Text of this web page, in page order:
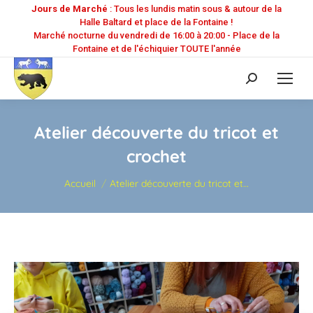
Jours de Marché : Tous les lundis matin sous & autour de la
Halle Baltard et place de la Fontaine !
Marché nocturne du vendredi de 16:00 à 20:00 - Place de la
Fontaine et de l'échiquier TOUTE l'année
Recherche
:
Atelier découverte du tricot et
crochet
Vous êtes ici :
Accueil Atelier découverte du tricot et…